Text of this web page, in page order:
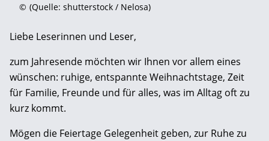
© (Quelle: shutterstock / Nelosa)
Liebe Leserinnen und Leser,
zum Jahresende möchten wir Ihnen vor allem eines
wünschen: ruhige, entspannte Weihnachtstage, Zeit
für Familie, Freunde und für alles, was im Alltag oft zu
kurz kommt.
Mögen die Feiertage Gelegenheit geben, zur Ruhe zu